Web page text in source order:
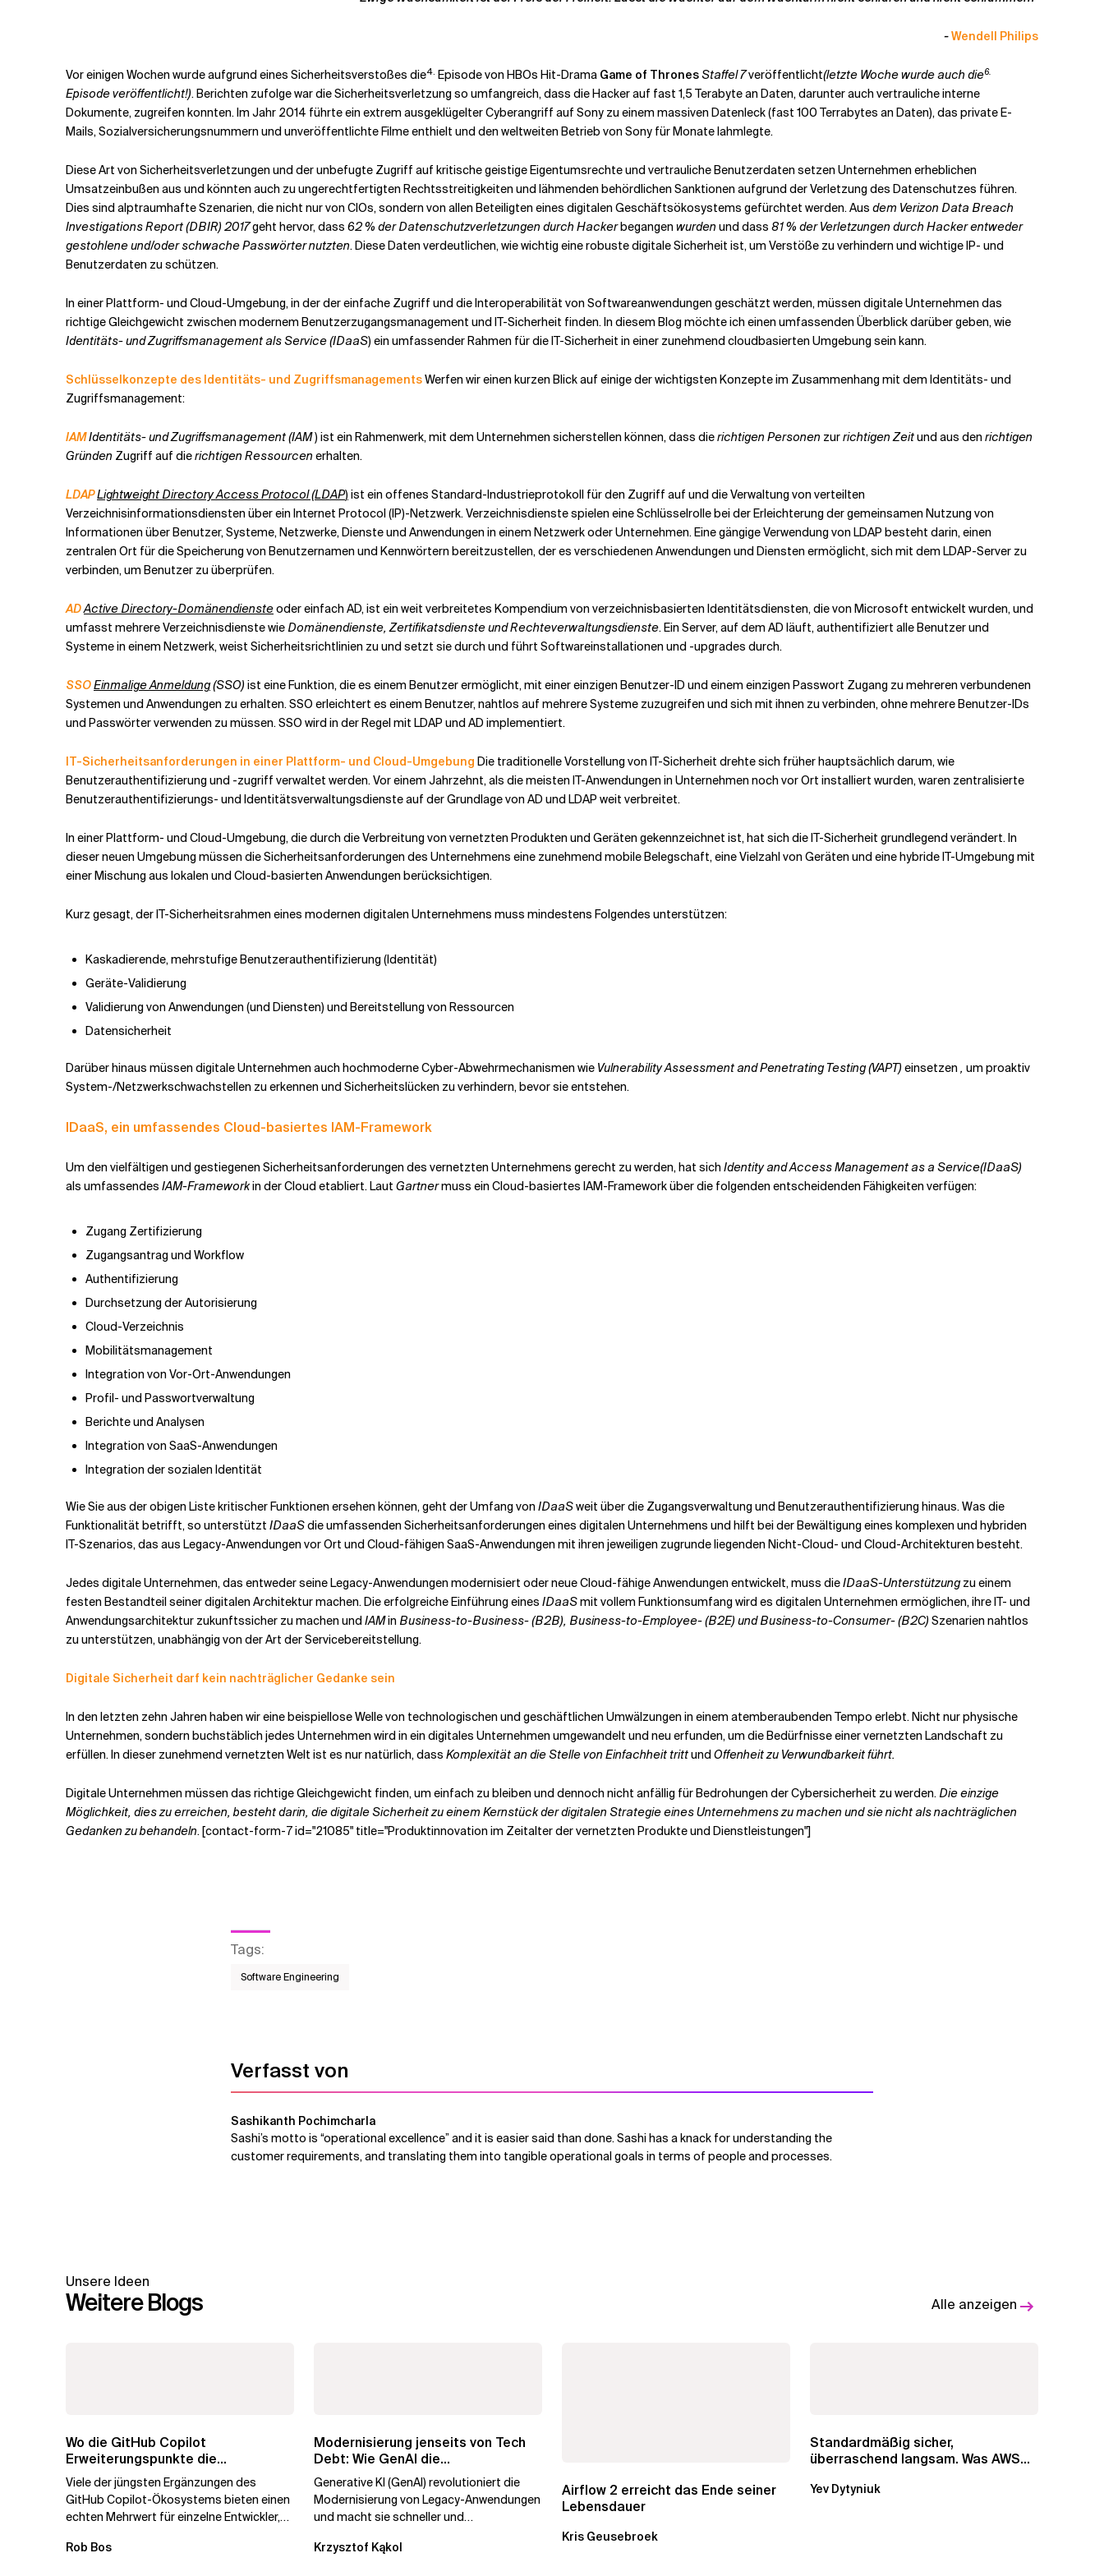
-Wendell Philips
Vor einigen Wochen wurde aufgrund eines Sicherheitsverstoßes die4. Episode von HBOs Hit-Drama Game of ThronesStaffel 7veröffentlicht(letzte Woche wurde auch die6.
Episode veröffentlicht!). Berichten zufolge war die Sicherheitsverletzung so umfangreich, dass die Hacker auf fast 1,5 Terabyte an Daten, darunter auch vertrauliche interne
Dokumente, zugreifen konnten. Im Jahr 2014 führte ein extrem ausgeklügelter Cyberangriff auf Sony zu einem massiven Datenleck (fast 100 Terrabytes an Daten), das private E-
Mails, Sozialversicherungsnummern und unveröffentlichte Filme enthielt und den weltweiten Betrieb von Sony für Monate lahmlegte.
Diese Art von Sicherheitsverletzungen und der unbefugte Zugriff auf kritische geistige Eigentumsrechte und vertrauliche Benutzerdaten setzen Unternehmen erheblichen
Umsatzeinbußen aus und könnten auch zu ungerechtfertigten Rechtsstreitigkeiten und lähmenden behördlichen Sanktionen aufgrund der Verletzung des Datenschutzes führen.
Dies sind alptraumhafte Szenarien, die nicht nur von CIOs, sondern von allen Beteiligten eines digitalen Geschäftsökosystems gefürchtet werden. Aus dem Verizon Data Breach
Investigations Report (DBIR) 2017geht hervor, dass 62 % der Datenschutzverletzungen durch Hackerbegangen wurden und dass 81 % der Verletzungen durch Hacker entweder
gestohlene und/oder schwache Passwörter nutzten. Diese Daten verdeutlichen, wie wichtig eine robuste digitale Sicherheit ist, um Verstöße zu verhindern und wichtige IP- und
Benutzerdaten zu schützen.
In einer Plattform- und Cloud-Umgebung, in der der einfache Zugriff und die Interoperabilität von Softwareanwendungen geschätzt werden, müssen digitale Unternehmen das
richtige Gleichgewicht zwischen modernem Benutzerzugangsmanagement und IT-Sicherheit finden. In diesem Blog möchte ich einen umfassenden Überblick darüber geben, wie
Identitäts- und Zugriffsmanagement als Service(IDaaS) ein umfassender Rahmen für die IT-Sicherheit in einer zunehmend cloudbasierten Umgebung sein kann.
Schlüsselkonzepte des Identitäts- und ZugriffsmanagementsWerfen wir einen kurzen Blick auf einige der wichtigsten Konzepte im Zusammenhang mit dem Identitäts- und
Zugriffsmanagement:
IAMIdentitäts- und Zugriffsmanagement (IAM) ist ein Rahmenwerk, mit dem Unternehmen sicherstellen können, dass dierichtigen Personen zurrichtigen Zeitund aus den richtigen
Gründen Zugriff auf dierichtigen Ressourcen erhalten.
LDAPLightweight Directory Access Protocol (LDAP) ist ein offenes Standard-Industrieprotokoll für den Zugriff auf und die Verwaltung von verteilten
Verzeichnisinformationsdiensten über ein Internet Protocol (IP)-Netzwerk. Verzeichnisdienste spielen eine Schlüsselrolle bei der Erleichterung der gemeinsamen Nutzung von
Informationen über Benutzer, Systeme, Netzwerke, Dienste und Anwendungen in einem Netzwerk oder Unternehmen. Eine gängige Verwendung von LDAP besteht darin, einen
zentralen Ort für die Speicherung von Benutzernamen und Kennwörtern bereitzustellen, der es verschiedenen Anwendungen und Diensten ermöglicht, sich mit dem LDAP-Server zu
verbinden, um Benutzer zu überprüfen.
ADActive Directory-Domänendiensteoder einfach AD, ist ein weit verbreitetes Kompendium von verzeichnisbasierten Identitätsdiensten, die von Microsoft entwickelt wurden, und
umfasst mehrere Verzeichnisdienste wie Domänendienste, Zertifikatsdienste und Rechteverwaltungsdienste. Ein Server, auf dem AD läuft, authentifiziert alle Benutzer und
Systeme in einem Netzwerk, weist Sicherheitsrichtlinien zu und setzt sie durch und führt Softwareinstallationen und -upgrades durch.
SSOEinmalige Anmeldung(SSO) ist eine Funktion, die es einem Benutzer ermöglicht, mit einer einzigen Benutzer-ID und einem einzigen Passwort Zugang zu mehreren verbundenen
Systemen und Anwendungen zu erhalten. SSO erleichtert es einem Benutzer, nahtlos auf mehrere Systeme zuzugreifen und sich mit ihnen zu verbinden, ohne mehrere Benutzer-IDs
und Passwörter verwenden zu müssen. SSO wird in der Regel mit LDAP und AD implementiert.
IT-Sicherheitsanforderungen in einer Plattform- und Cloud-Umgebung Die traditionelle Vorstellung von IT-Sicherheit drehte sich früher hauptsächlich darum, wie
Benutzerauthentifizierung und -zugriff verwaltet werden. Vor einem Jahrzehnt, als die meisten IT-Anwendungen in Unternehmen noch vor Ort installiert wurden, waren zentralisierte
Benutzerauthentifizierungs- und Identitätsverwaltungsdienste auf der Grundlage von AD und LDAP weit verbreitet.
In einer Plattform- und Cloud-Umgebung, die durch die Verbreitung von vernetzten Produkten und Geräten gekennzeichnet ist, hat sich die IT-Sicherheit grundlegend verändert. In
dieser neuen Umgebung müssen die Sicherheitsanforderungen des Unternehmens eine zunehmend mobile Belegschaft, eine Vielzahl von Geräten und eine hybride IT-Umgebung mit
einer Mischung aus lokalen und Cloud-basierten Anwendungen berücksichtigen.
Kurz gesagt, der IT-Sicherheitsrahmen eines modernen digitalen Unternehmens muss mindestens Folgendes unterstützen:
Kaskadierende, mehrstufige Benutzerauthentifizierung (Identität)
Geräte-Validierung
Validierung von Anwendungen (und Diensten) und Bereitstellung von Ressourcen
Datensicherheit
Darüber hinaus müssen digitale Unternehmen auch hochmoderne Cyber-Abwehrmechanismen wie Vulnerability Assessment and Penetrating Testing (VAPT) einsetzen , um proaktiv
System-/Netzwerkschwachstellen zu erkennen und Sicherheitslücken zu verhindern, bevor sie entstehen.
IDaaS, ein umfassendes Cloud-basiertes IAM-Framework
Um den vielfältigen und gestiegenen Sicherheitsanforderungen des vernetzten Unternehmens gerecht zu werden, hat sich Identity and Access Management as a Service(IDaaS)
als umfassendes IAM-Frameworkin der Cloud etabliert. Laut Gartnermuss ein Cloud-basiertes IAM-Framework über die folgenden entscheidenden Fähigkeiten verfügen:
Zugang Zertifizierung
Zugangsantrag und Workflow
Authentifizierung
Durchsetzung der Autorisierung
Cloud-Verzeichnis
Mobilitätsmanagement
Integration von Vor-Ort-Anwendungen
Profil- und Passwortverwaltung
Berichte und Analysen
Integration von SaaS-Anwendungen
Integration der sozialen Identität
Wie Sie aus der obigen Liste kritischer Funktionen ersehen können, geht der Umfang von IDaaSweit über die Zugangsverwaltung und Benutzerauthentifizierung hinaus. Was die
Funktionalität betrifft, so unterstützt IDaaSdie umfassenden Sicherheitsanforderungen eines digitalen Unternehmens und hilft bei der Bewältigung eines komplexen und hybriden
IT-Szenarios, das aus Legacy-Anwendungen vor Ort und Cloud-fähigen SaaS-Anwendungen mit ihren jeweiligen zugrunde liegenden Nicht-Cloud- und Cloud-Architekturen besteht.
Jedes digitale Unternehmen, das entweder seine Legacy-Anwendungen modernisiert oder neue Cloud-fähige Anwendungen entwickelt, muss dieIDaaS-Unterstützung zu einem
festen Bestandteil seiner digitalen Architektur machen. Die erfolgreiche Einführung eines IDaaSmit vollem Funktionsumfang wird es digitalen Unternehmen ermöglichen, ihre IT- und
Anwendungsarchitektur zukunftssicher zu machen und IAMin Business-to-Business- (B2B), Business-to-Employee- (B2E) und Business-to-Consumer- (B2C) Szenarien nahtlos
zu unterstützen, unabhängig von der Art der Servicebereitstellung.
Digitale Sicherheit darf kein nachträglicher Gedanke sein
In den letzten zehn Jahren haben wir eine beispiellose Welle von technologischen und geschäftlichen Umwälzungen in einem atemberaubenden Tempo erlebt. Nicht nur physische
Unternehmen, sondern buchstäblich jedes Unternehmen wird in ein digitales Unternehmen umgewandelt und neu erfunden, um die Bedürfnisse einer vernetzten Landschaft zu
erfüllen. In dieser zunehmend vernetzten Welt ist es nur natürlich, dass Komplexität an die Stelle von Einfachheit trittund Offenheit zu Verwundbarkeit führt.
Digitale Unternehmen müssen das richtige Gleichgewicht finden, um einfach zu bleiben und dennoch nicht anfällig für Bedrohungen der Cybersicherheit zu werden. Die einzige
Möglichkeit, dies zu erreichen, besteht darin, die digitale Sicherheit zu einem Kernstück der digitalen Strategie eines Unternehmens zu machen und sie nicht als nachträglichen
Gedanken zu behandeln. [contact-form-7 id="21085" title="Produktinnovation im Zeitalter der vernetzten Produkte und Dienstleistungen"]
Tags:
Software Engineering
Verfasst von
Sashikanth Pochimcharla
Sashi’s motto is “operational excellence” and it is easier said than done. Sashi has a knack for understanding the
customer requirements, and translating them into tangible operational goals in terms of people and processes.
Unsere Ideen
Weitere Blogs Alle anzeigen
Wo die GitHub Copilot
Erweiterungspunkte die
Governance brechen
Viele der jüngsten Ergänzungen des
GitHub Copilot-Ökosystems bieten einen
echten Mehrwert für einzelne Entwickler,
Rob Bos
Modernisierung jenseits von Tech
Debt: Wie GenAI die
Unternehmenstransformation...
Generative KI (GenAI) revolutioniert die
Modernisierung von Legacy-Anwendungen
und macht sie schneller und
Automatisierung...
Krzysztof Kąkol
Airflow 2 erreicht das Ende seiner
Lebensdauer
Kris Geusebroek
Standardmäßig sicher,
überraschend langsam. Was AWS
Yev Dytyniuk